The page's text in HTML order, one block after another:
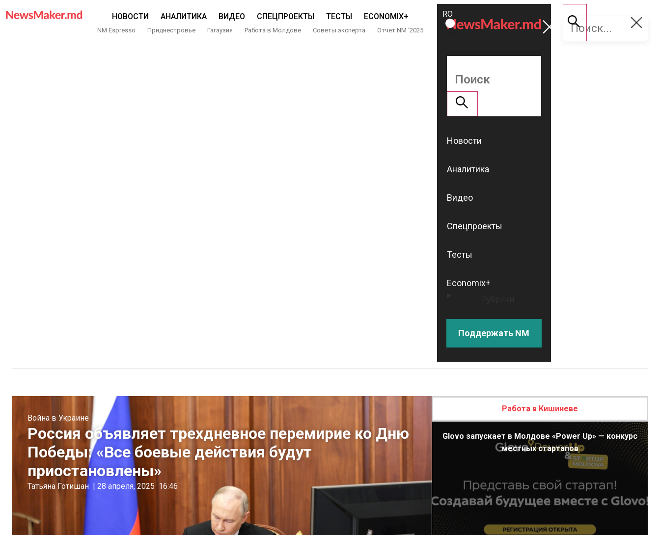
НОВОСТИ АНАЛИТИКА ВИДЕО СПЕЦПРОЕКТЫ ТЕСТЫ ECONOMIX+
NM Espresso Приднестровье Гагаузия Работа в Молдове Советы эксперта Отчет NM ‘2025
ROMÂNĂ
RU
Поддержать
NM
Новости
Аналитика
Видео
Спецпроекты
Тесты
Economix+
Поддержать NM
Война в Украине
Россия объявляет трехдневное перемирие ко Дню
Победы: «Все боевые действия будут
приостановлены»
Татьяна Готишан | 28 апреля, 2025 16:46
Работа в Кишиневе
Glovo запускает в Молдове «Power Up» — конкурс
местных стартапов